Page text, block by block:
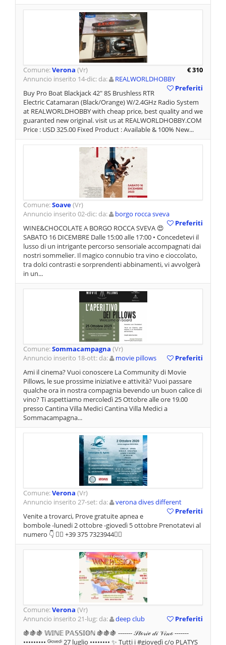
Comune:Verona (Vr)
€ 310
Annuncio inserito 14-dic: da:
REALWORLDHOBBY
Preferiti
Buy Pro Boat Blackjack 42" 8S Brushless RTR
Electric Catamaran (Black/Orange) W/2.4GHz Radio System
at REALWORLDHOBBY with cheap price, best quality and we
guaranted new original. visit us at REALWORLDHOBBY.COM
Price : USD 325.00 Fixed Product : Available & 100% New...
Comune:Soave(Vr)
Annuncio inserito 02-dic: da:
borgo rocca sveva
Preferiti
WINE&CHOCOLATE A BORGO ROCCA SVEVA 😍
SABATO 16 DICEMBRE Dalle 15:00 alle 17:00 • Concedetevi il
lusso di un intrigante percorso sensoriale accompagnati dai
nostri sommelier. Il magico connubio tra vino e cioccolato,
tra dolci contrasti e sorprendenti abbinamenti, vi avvolgerà
in un...
Comune:Sommacampagna (Vr)
Annuncio inserito 18-ott: da:
movie pillows
Preferiti
Ami il cinema? Vuoi conoscere La Community di Movie
Pillows, le sue prossime iniziative e attività? Vuoi passare
qualche ora in nostra compagnia bevendo un buon calice di
vino? Ti aspettiamo mercoledì 25 Ottobre alle ore 19.00
presso Cantina Villa Medici Cantina Villa Medici a
Sommacampagna...
Comune:Verona (Vr)
Annuncio inserito 27-set: da:
verona dives different
Preferiti
Venite a trovarci, Prove gratuite apnea e
bombole -lunedi 2 ottobre -giovedì 5 ottobre Prenotatevi al
numero 👇 👉🏻 +39 375 7323944👈🏻
Comune:Verona (Vr)
Annuncio inserito 21-lug: da:
deep club
Preferiti
🍇🍇🍇 𝕎𝕀ℕ𝔼 ℙ𝔸𝕊𝕊𝕀𝕆ℕ 🍇🍇🍇 ------- 𝒮𝓉ℴ𝓇𝒾ℯ 𝒹𝒾 𝒱𝒾𝓃ℴ -------
••••••••• ᴳⁱᵒᵛᵉᵈⁱ 27 luglio •••••••• ✨ Tutti i #giovedì c/o PLATYS